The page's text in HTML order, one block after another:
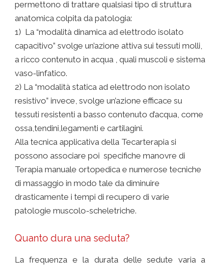
permettono di trattare qualsiasi tipo di struttura
anatomica colpita da patologia:
1) La “modalità dinamica ad elettrodo isolato
capacitivo” svolge un’azione attiva sui tessuti molli,
a ricco contenuto in acqua , quali muscoli e sistema
vaso-linfatico.
2) La “modalità statica ad elettrodo non isolato
resistivo” invece, svolge un’azione efficace su
tessuti resistenti a basso contenuto d’acqua, come
ossa,tendini,legamenti e cartilagini.
Alla tecnica applicativa della Tecarterapia si
possono associare poi specifiche manovre di
Terapia manuale ortopedica e numerose tecniche
di massaggio in modo tale da diminuire
drasticamente i tempi di recupero di varie
patologie muscolo-scheletriche.
Quanto dura una seduta?
La frequenza e la durata delle sedute varia a